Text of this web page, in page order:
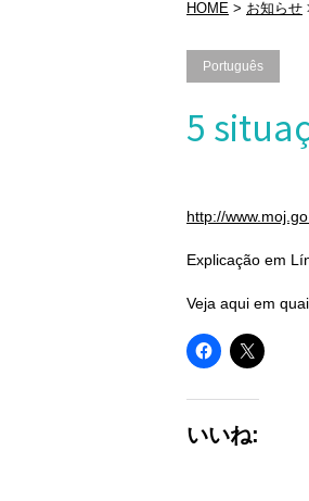
HOME > お知らせ
Português
5
http://
Explicação em
Veja aqui em
いいね: